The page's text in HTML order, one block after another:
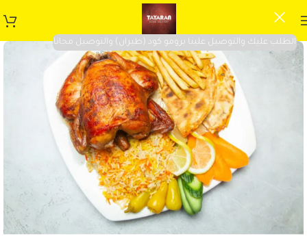
الطلب عليك والتوصيل علينا برومو كود (طيران) والتوصيل مجانا